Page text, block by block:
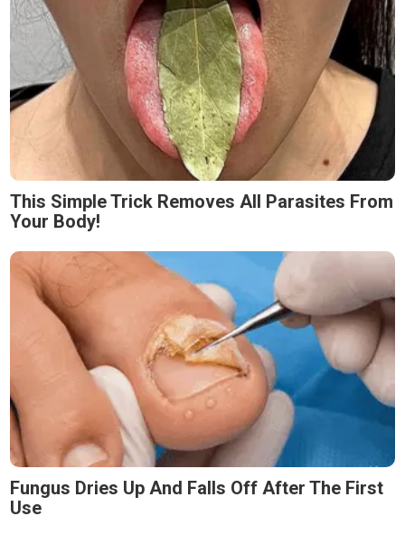
This Simple Trick Removes All Parasites From
Your Body!
Fungus Dries Up And Falls Off After The First
Use